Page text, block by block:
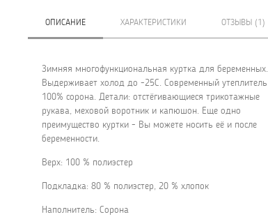
ОПИСАНИЕ ХАРАКТЕРИСТИКИ ОТЗЫВЫ (1)
Зимняя многофункциональная куртка для беременных.
Выдерживает холод до -25С. Современный утеплитель
100% сорона. Детали: отстёгивающиеся трикотажные
рукава, меховой воротник и капюшон. Еще одно
преимущество куртки - Вы можете носить её и после
беременности.
Верх: 100 % полиэстер
Подкладка: 80 % полиэстер, 20 % хлопок
Наполнитель: Сорона